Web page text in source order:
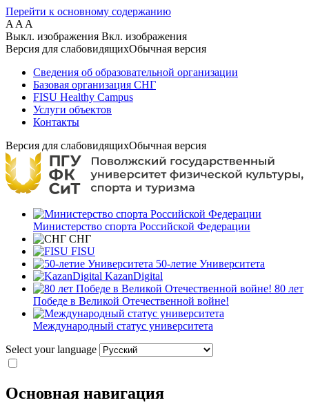
Перейти к основному содержанию
A A A
Выкл. изображения Вкл. изображения
Версия для слабовидящихОбычная версия
Сведения об образовательной организации
Базовая организация СНГ
FISU Healthy Campus
Услуги объектов
Контакты
Версия для слабовидящихОбычная версия
Министерство спорта Российской Федерации
СНГ
FISU
50-летие Университета
KazanDigital
80 лет
Победе в Великой Отечественной войне!
Международный статус университета
Select your language
Основная навигация